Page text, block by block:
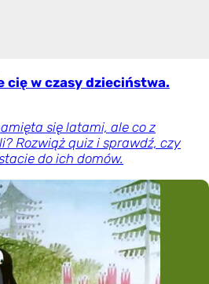
cię w czasy dzieciństwa.
się latami, ale co z
Rozwiąż quiz i sprawdź, czy
do ich domów.